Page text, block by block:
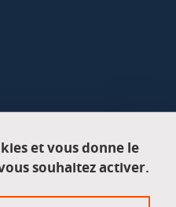
et vous donne le
souhaitez activer.